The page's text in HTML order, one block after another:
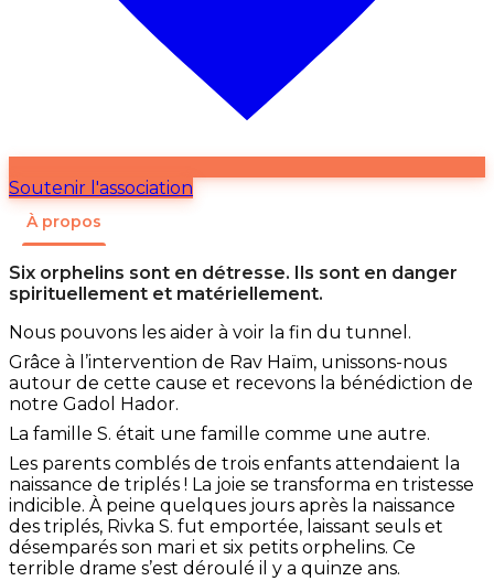
Soutenir l'association
À propos
Six orphelins sont en détresse. Ils sont en danger
spirituellement et matériellement.
Nous pouvons les aider à voir la fin du tunnel.
Grâce à l’intervention de Rav Haïm, unissons-nous
autour de cette cause et recevons la bénédiction de
notre Gadol Hador.
La famille S. était une famille comme une autre.
Les parents comblés de trois enfants attendaient la
naissance de triplés ! La joie se transforma en tristesse
indicible. À peine quelques jours après la naissance
des triplés, Rivka S. fut emportée, laissant seuls et
désemparés son mari et six petits orphelins. Ce
terrible drame s’est déroulé il y a quinze ans.